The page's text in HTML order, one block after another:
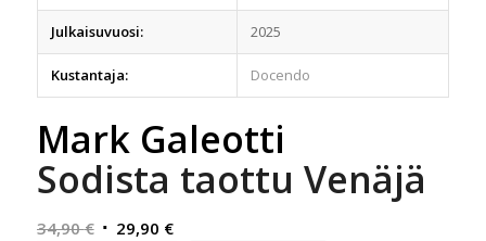
Julkaisuvuosi: 2025
Kustantaja: Docendo
Mark Galeotti
Sodista taottu Venäjä
34,90€ Alkuperäinen
29,90 €Nykyinen